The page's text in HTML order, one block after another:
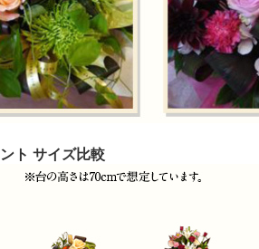
ト サイズ比較